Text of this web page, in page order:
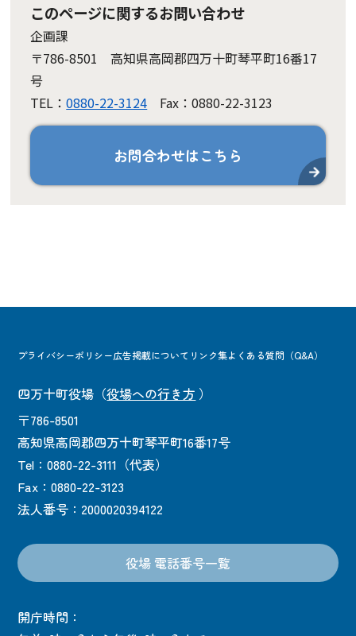
このページに関するお問い合わせ
企画課
〒786-8501 高知県高岡郡四万十町琴平町16番17
号
TEL：0880-22-3124 Fax：0880-22-3123
お問合わせはこちら
プライバシーポリシー広告掲載について リンク集よくある質問（Q&A）
四万十町役場 （役場への行き方 ）
〒786-8501
高知県高岡郡四万十町琴平町16番17号
Tel：0880-22-3111（代表）
Fax：0880-22-3123
法人番号：2000020394122
役場 電話番号一覧
開庁時間：